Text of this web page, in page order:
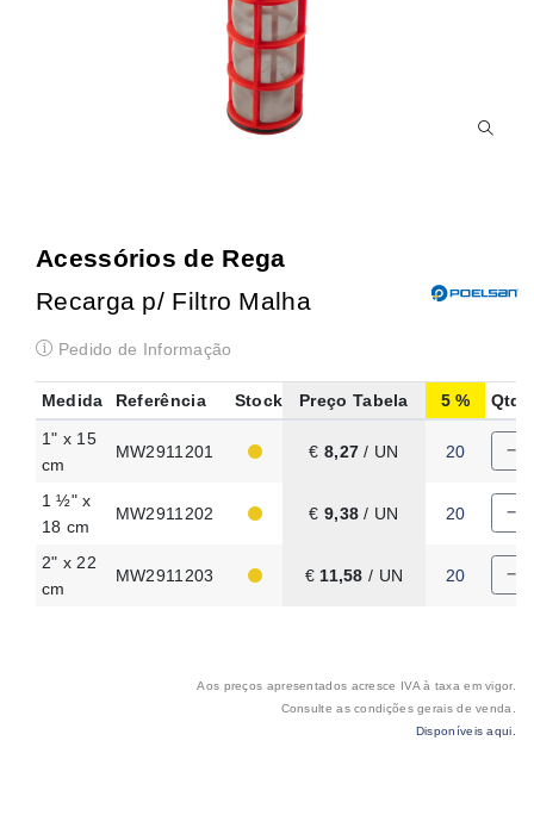
Acessórios de Rega
Recarga p/ Filtro Malha
Pedido de Informação
Medida Referência Stock Preço Tabela 5
Qtd.
1" x 15
cm
MW2911201 € 8,27 / UN 20 −
1 ½" x
18 cm
MW2911202 € 9,38 / UN 20 −
2" x 22
cm
MW2911203 € 11,58 / UN 20 −
Aos preços apresentados acresce IVA à taxa em vigor.
Consulte as condições gerais de venda.
Disponíveis aqui.